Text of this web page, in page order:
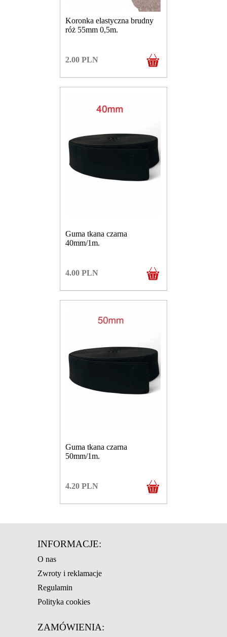
Koronka elastyczna brudny
róż 55mm 0,5m.
2.00 PLN
Guma tkana czarna
40mm/1m.
4.00 PLN
Guma tkana czarna
50mm/1m.
4.20 PLN
INFORMACJE:
O nas
Zwroty i reklamacje
Regulamin
Polityka cookies
ZAMÓWIENIA: